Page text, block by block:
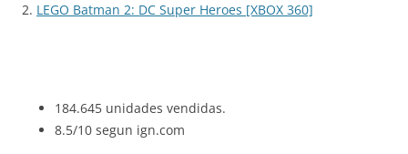
2. LEGO Batman 2: DC Super Heroes [XBOX 360]
184.645 unidades vendidas.
8.5/10 segun ign.com